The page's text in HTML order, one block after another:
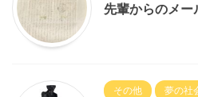
先輩からのメー
その他 夢の社